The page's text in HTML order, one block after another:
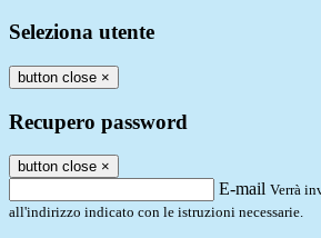
Seleziona utente
button close ×
Recupero password
button close ×
E-mail Verrà
all'indirizzo indicato con le istruzioni necessarie.